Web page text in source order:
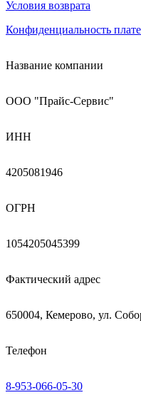
Условия возврата
Конфиденциальность
Название компании
ООО "Прайс-Сервис"
ИНН
4205081946
ОГРН
1054205045399
Фактический адрес
650004, Кемерово, ул.
Телефон
8-953-066-05-30